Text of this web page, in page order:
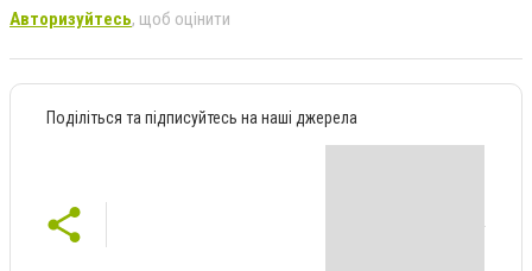
Авторизуйтесь, щоб оцінити
Поділіться та підписуйтесь на наші джерела